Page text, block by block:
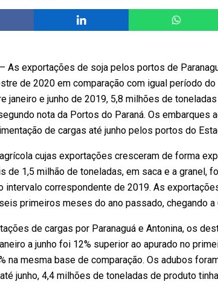
As exportações de soja pelos portos de
de 2020 em comparação com igual período
janeiro e junho de 2019, 5,8 milhões de
nota da Portos do Paraná. Os embarques
de cargas até junho pelos portos do
cujas exportações cresceram de forma
de 1,5 milhão de toneladas, em saca e a granel,
intervalo correspondente de 2019. As
primeiros meses do ano passado, chegando a
de cargas por Paranaguá e Antonina, os
a junho foi 12% superior ao apurado no
na mesma base de comparação. Os adubos
junho, 4,4 milhões de toneladas de produto